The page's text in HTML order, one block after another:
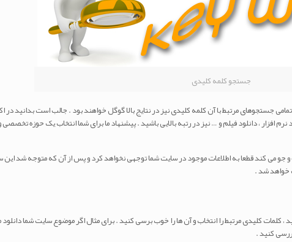
جستجو کلمه کلیدی
جستجوهای مرتبط با آن کلمه کلیدی نیز در نتایج بالا گوگل خواهند بود . جالب است بدانید
افزار ، دانلود فیلم و … نیز در رتبه بالایی باشید . پیشنهاد ما برای شما انتخاب یک حوزه تخصصی
جو می کند قطعا به اطلاعات موجود در سایت شما توجهی نخواهد کرد و پس از آن که متوجه شد
خواهد شد .
کلمات کلیدی مرتبط را انتخاب و آن ها را خوب برسی کنید . برای مثال اگر موضوع سایت شما
کنید .